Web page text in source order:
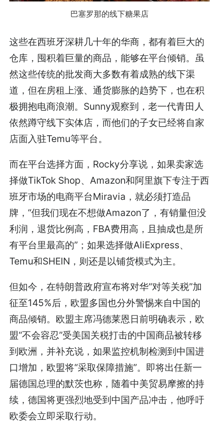
巴塞罗那的线下糖果店
这些在西班牙深耕几十年的华商，都有着巨大的
仓库，囤积着巨量的商品，能够在平台倾销。虽
然这些传统的批发商大多数有着成熟的线下渠
道，但在房租上涨、通货膨胀的趋势下，也在积
极拥抱电商浪潮。Sunny观察到，老一代青田人
依然蹲守线下实体店，而他们的子女已经将自家
店面入驻Temu等平台。
而在平台选择方面，Rocky分享说，如果卖家选
择做TikTok Shop、Amazon和阿里旗下专注于西
班牙市场的电商平台Miravia，就必须打造品
牌，“但我们现在不想做Amazon了，有销量但没
利润，退货比例高，FBA费用高，且抽成也是所
有平台里最高的”；如果选择做AliExpress、
Temu和SHEIN，则还是以铺货模式为主。
但如今，在特朗普政府宣布将对华“对等关税”加
征至145%后，欧盟多国也分外警惕来自中国的
商品倾销。欧盟主席冯德莱恩日前明确表示，欧
盟“不会容忍”受美国关税打击的中国商品被转移
到欧洲，并补充说，如果监控机制检测到中国进
口增加，欧盟将“采取保障措施”。即将出任新一
届德国总理的默茨也称，随着中美贸易摩擦的持
续，德国将更强烈地受到中国产品冲击，他呼吁
欧委会立即采取行动。